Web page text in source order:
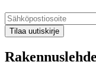
Tilaa uutiskirje